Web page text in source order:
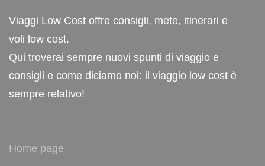
Viaggi Low Cost offre consigli, mete, itinerari e
voli low cost.
Qui troverai sempre nuovi spunti di viaggio e
consigli e come diciamo noi: il viaggio low cost è
sempre relativo!
Home page